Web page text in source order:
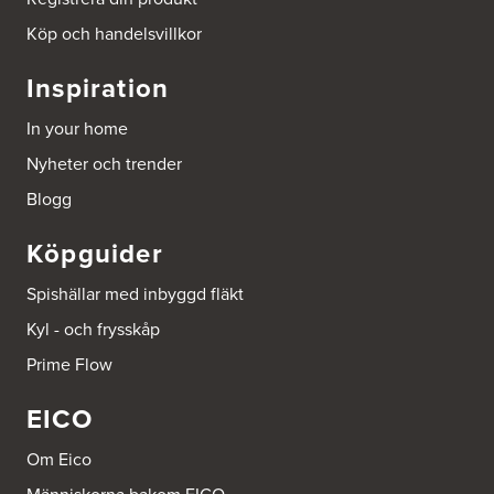
http://www.ballingslov.se
Gäddvägen 12
Tel.:752412900
Hönekullavägen 25
Tel.:752418750
Beijer Byggmaterial Bollnäs - Filial 041
Industrigatan 5
Tel.: 752411000
Beijer Byggmaterial Piteå - Filial 002
Batterigatan 2
941 47 Piteå
Tel.: 752411518
Köp och handelsvillkor
Inspiration
In your home
Nyheter och trender
Blogg
Köpguider
Spishällar med inbyggd fläkt
Kyl - och frysskåp
Prime Flow
EICO
Om Eico